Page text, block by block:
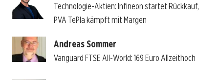
Technologie-Aktien: Infineon startet Rückkauf,
PVA TePla kämpft mit Margen
Andreas Sommer
Vanguard FTSE All-World: 169 Euro Allzeithoch